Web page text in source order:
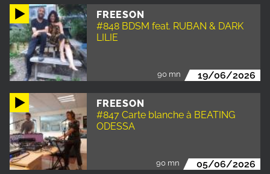
FREESON
#848 BDSM feat. RUBAN & DARK
LILIE
90 mn 19/06/2026
FREESON
#847 Carte blanche à BEATING
ODESSA
90 mn 05/06/2026